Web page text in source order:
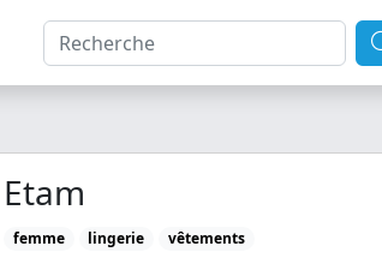
Etam
femme lingerie vêtements